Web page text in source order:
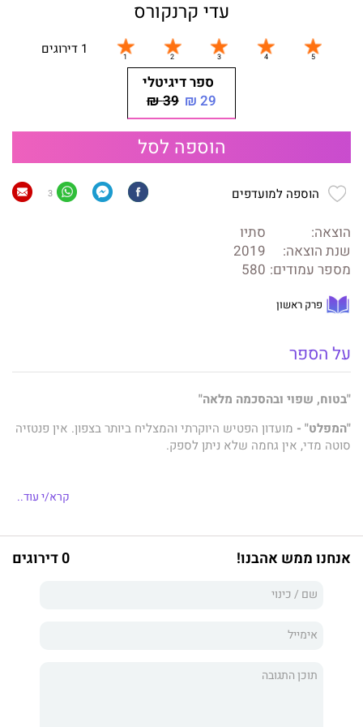
עדי קרנקורס
1 דירוגים
ספר דיגיטלי
29 ₪
39 ₪
הוספה לסל
הוספה למועדפים 3
הוצאה:
סתיו
שנת הוצאה:
2019
מספר עמודים: 580
פרק ראשון
על הספר
"בטוח, שפוי ובהסכמה מלאה"
"המפלט" - מועדון הפטיש היוקרתי והמצליח ביותר בצפון. אין פנטזיה
סוטה מדי, אין גחמה שלא ניתן לספק.
אשת הסוד שלו וחברה טובה. אבל ארז מאורס לאישה אחרת.
כשהאירוסין שלו מתבטלים, נועה רואה זאת בתור סימן, ההזדמנות
לחלוטין למה שנמצא מתחת לאף שלו. האם הוא יצליח להתעורר לפני
שליטה
הכל, אבל הוא רוצה את הדבר היחיד שהוא לא מצליח להשיג, את
קרא/י עוד..
אנחנו ממש אהבנו! 0 דירוגים